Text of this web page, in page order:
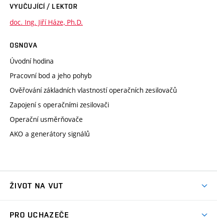
VYUČUJÍCÍ / LEKTOR
doc. Ing. Jiří Háze, Ph.D.
OSNOVA
Úvodní hodina
Pracovní bod a jeho pohyb
Ověřování základních vlastností operačních zesilovačů
Zapojení s operačními zesilovači
Operační usměrňovače
AKO a generátory signálů
ŽIVOT NA VUT
PRO UCHAZEČE